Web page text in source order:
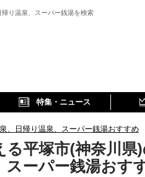
り温泉、スーパー銭湯を検索
特集・ニュース
、日帰り温泉、スーパー銭湯おすすめ
る平塚市(神奈川県
スーパー銭湯おす